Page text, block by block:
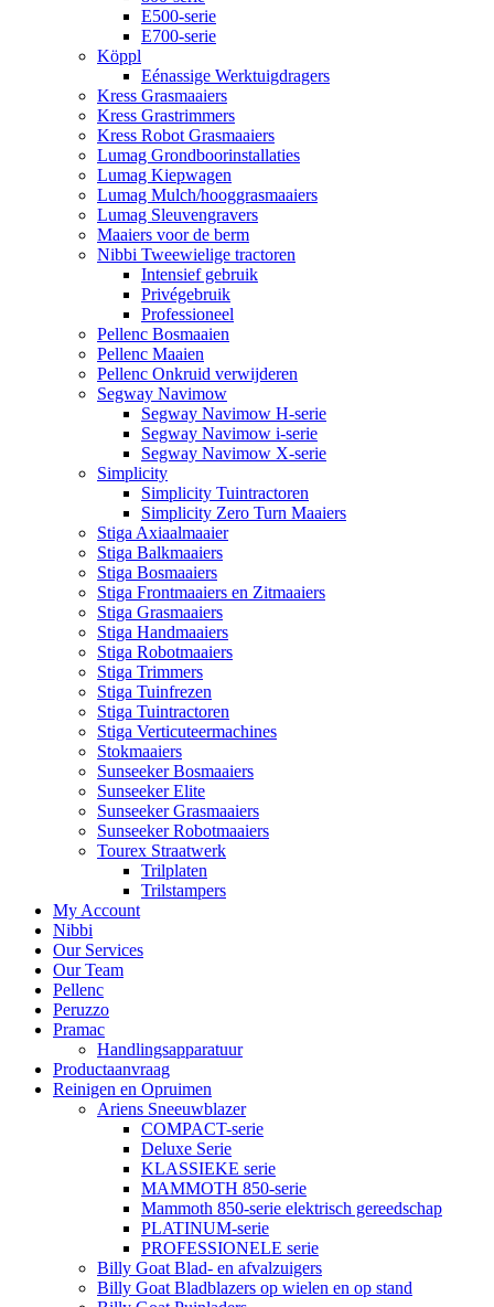
E500-serie
E700-serie
Köppl
Eénassige Werktuigdragers
Kress Grasmaaiers
Kress Grastrimmers
Kress Robot Grasmaaiers
Lumag Grondboorinstallaties
Lumag Kiepwagen
Lumag Mulch/hooggrasmaaiers
Lumag Sleuvengravers
Maaiers voor de berm
Nibbi Tweewielige tractoren
Intensief gebruik
Privégebruik
Professioneel
Pellenc Bosmaaien
Pellenc Maaien
Pellenc Onkruid verwijderen
Segway Navimow
Segway Navimow H-serie
Segway Navimow i-serie
Segway Navimow X-serie
Simplicity
Simplicity Tuintractoren
Simplicity Zero Turn Maaiers
Stiga Axiaalmaaier
Stiga Balkmaaiers
Stiga Bosmaaiers
Stiga Frontmaaiers en Zitmaaiers
Stiga Grasmaaiers
Stiga Handmaaiers
Stiga Robotmaaiers
Stiga Trimmers
Stiga Tuinfrezen
Stiga Tuintractoren
Stiga Verticuteermachines
Stokmaaiers
Sunseeker Bosmaaiers
Sunseeker Elite
Sunseeker Grasmaaiers
Sunseeker Robotmaaiers
Tourex Straatwerk
Trilplaten
Trilstampers
My Account
Nibbi
Our Services
Our Team
Pellenc
Peruzzo
Pramac
Handlingsapparatuur
Productaanvraag
Reinigen en Opruimen
Ariens Sneeuwblazer
COMPACT-serie
Deluxe Serie
KLASSIEKE serie
MAMMOTH 850-serie
Mammoth 850-serie elektrisch gereedschap
PLATINUM-serie
PROFESSIONELE serie
Billy Goat Blad- en afvalzuigers
Billy Goat Bladblazers op wielen en op stand